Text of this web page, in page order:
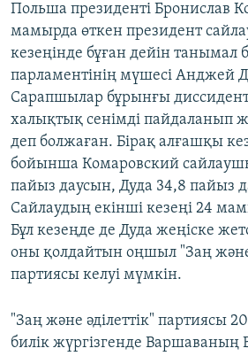
Польша президенті Бронислав
мамырда өткен президент
кезеңінде бұған дейін танымал
парламентінің мүшесі Анджей
Сарапшылар бұрынғы
халықтық сенімді пайдаланып
деп болжаған. Бірақ алғашқы
бойынша Комаровский
пайыз даусын, Дуда 34,8 пайыз
Сайлаудың екінші кезеңі 24
Бұл кезеңде де Дуда жеңіске
оны қолдайтын оңшыл "Заң және
партиясы келуі мүмкін.
"Заң және әділеттік" партиясы
билік жүргізгенде